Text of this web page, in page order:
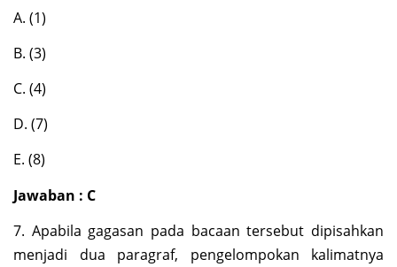
A. (1)
B. (3)
C. (4)
D. (7)
E. (8)
Jawaban : C
7. Apabila gagasan pada bacaan tersebut dipisahkan
menjadi dua paragraf, pengelompokan kalimatnya